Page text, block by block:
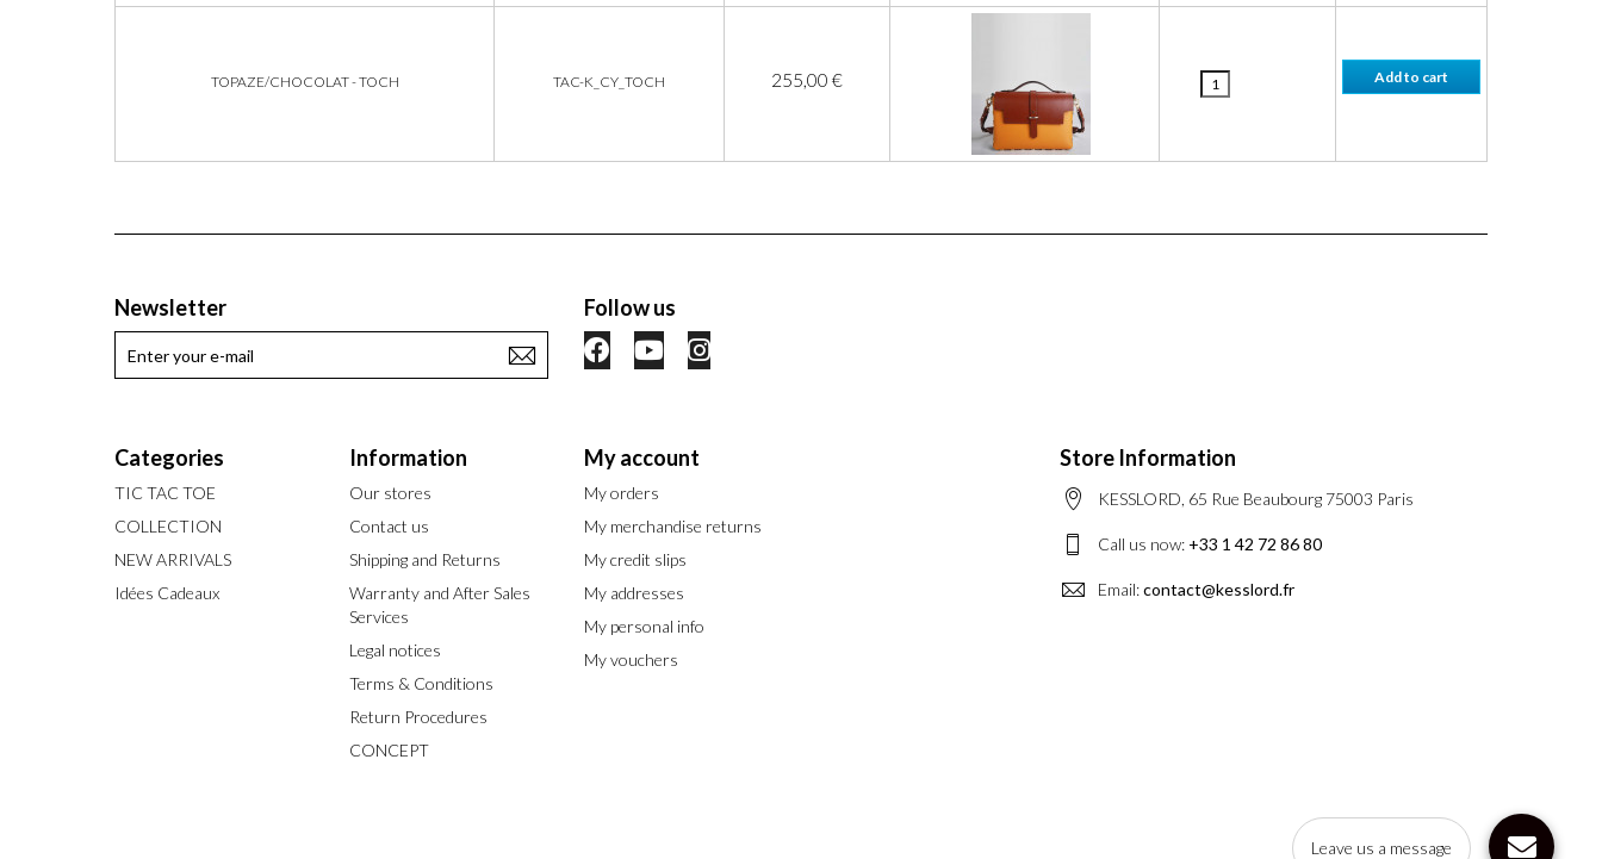
Leave us a message
TOPAZE/CHOCOLAT - TOCH TAC-K_CY_TOCH 255,00 €
Newsletter Follow us
Categories
TIC TAC TOE
COLLECTION
NEW ARRIVALS
Idées Cadeaux
Information
Our stores
Contact us
Shipping and Returns
Warranty and After Sales
Services
Legal notices
Terms & Conditions
Return Procedures
CONCEPT
My account
My orders
My merchandise returns
My credit slips
My addresses
My personal info
My vouchers
Store Information
KESSLORD, 65 Rue Beaubourg 75003 Paris
Call us now: +33 1 42 72 86 80
Email:contact@kesslord.fr